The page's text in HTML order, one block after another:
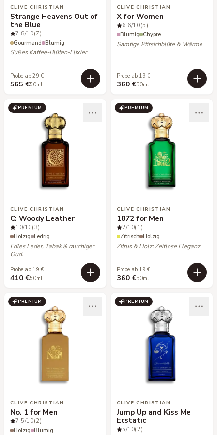
CLIVE CHRISTIAN
Strange Heavens Out of
the Blue
7.8/10(7)
Gourmand Blumig
Süßes Kaffee-Blüten-Elixier
Probe ab 29 €
565 €50ml
CLIVE CHRISTIAN
X for Women
6.6/10(5)
Blumig Chypre
Samtige Pfirsichblüte & Wärme
Probe ab 19 €
360 €50ml
PREMIUM
CLIVE CHRISTIAN
C: Woody Leather
10/10(3)
Holzig Ledrig
Edles Leder, Tabak & rauchiger
Oud.
Probe ab 19 €
410 €50ml
PREMIUM
CLIVE CHRISTIAN
1872 for Men
2/10(1)
Zitrisch Holzig
Zitrus & Holz: Zeitlose Eleganz
Probe ab 19 €
360 €50ml
PREMIUM
CLIVE CHRISTIAN
No. 1 for Men
7.5/10(2)
Holzig Blumig
PREMIUM
CLIVE CHRISTIAN
Jump Up and Kiss Me
Ecstatic
5/10(2)